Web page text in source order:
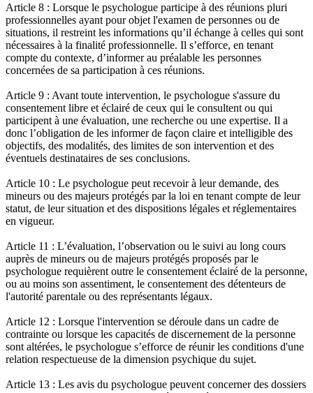
Article 8 : Lorsque le psychologue participe à des réunions pluri
professionnelles ayant pour objet l'examen de personnes ou de
situations, il restreint les informations qu’il échange à celles qui sont
nécessaires à la finalité professionnelle. Il s’efforce, en tenant
compte du contexte, d’informer au préalable les personnes
concernées de sa participation à ces réunions.
Article 9 : Avant toute intervention, le psychologue s'assure du
consentement libre et éclairé de ceux qui le consultent ou qui
participent à une évaluation, une recherche ou une expertise. Il a
donc l’obligation de les informer de façon claire et intelligible des
objectifs, des modalités, des limites de son intervention et des
éventuels destinataires de ses conclusions.
Article 10 : Le psychologue peut recevoir à leur demande, des
mineurs ou des majeurs protégés par la loi en tenant compte de leur
statut, de leur situation et des dispositions légales et réglementaires
en vigueur.
Article 11 : L’évaluation, l’observation ou le suivi au long cours
auprès de mineurs ou de majeurs protégés proposés par le
psychologue requièrent outre le consentement éclairé de la personne,
ou au moins son assentiment, le consentement des détenteurs de
l'autorité parentale ou des représentants légaux.
Article 12 : Lorsque l'intervention se déroule dans un cadre de
contrainte ou lorsque les capacités de discernement de la personne
sont altérées, le psychologue s’efforce de réunir les conditions d'une
relation respectueuse de la dimension psychique du sujet.
Article 13 : Les avis du psychologue peuvent concerner des dossiers